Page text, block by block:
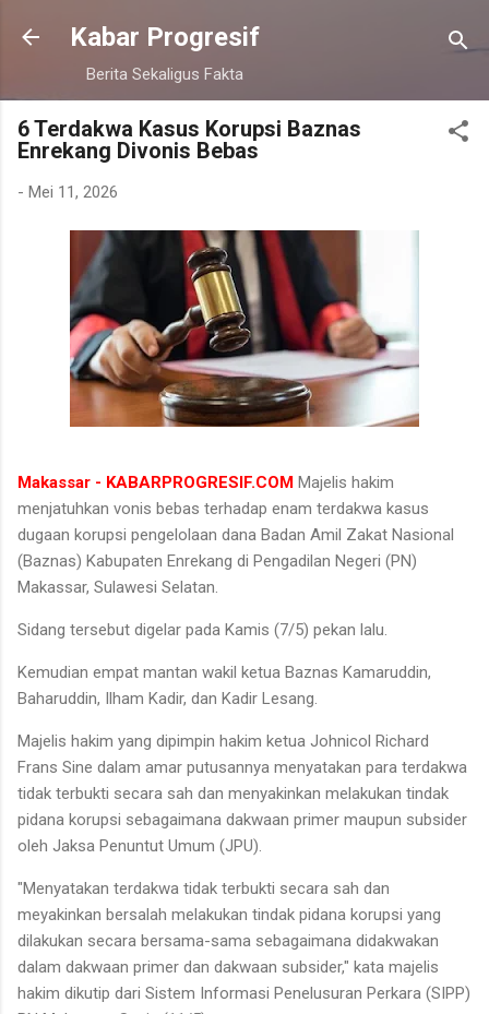
Langsung ke konten utama
Kabar Progresif
Berita Sekaligus Fakta
6 Terdakwa Kasus Korupsi Baznas
Enrekang Divonis Bebas
- Mei 11, 2026
Makassar - KABARPROGRESIF.COM Majelis hakim
menjatuhkan vonis bebas terhadap enam terdakwa kasus
dugaan korupsi pengelolaan dana Badan Amil Zakat Nasional
(Baznas) Kabupaten Enrekang di Pengadilan Negeri (PN)
Makassar, Sulawesi Selatan.
Sidang tersebut digelar pada Kamis (7/5) pekan lalu.
Kemudian empat mantan wakil ketua Baznas Kamaruddin,
Baharuddin, Ilham Kadir, dan Kadir Lesang.
Majelis hakim yang dipimpin hakim ketua Johnicol Richard
Frans Sine dalam amar putusannya menyatakan para terdakwa
tidak terbukti secara sah dan menyakinkan melakukan tindak
pidana korupsi sebagaimana dakwaan primer maupun subsider
oleh Jaksa Penuntut Umum (JPU).
"Menyatakan terdakwa tidak terbukti secara sah dan
meyakinkan bersalah melakukan tindak pidana korupsi yang
dilakukan secara bersama-sama sebagaimana didakwakan
dalam dakwaan primer dan dakwaan subsider," kata majelis
hakim dikutip dari Sistem Informasi Penelusuran Perkara (SIPP)